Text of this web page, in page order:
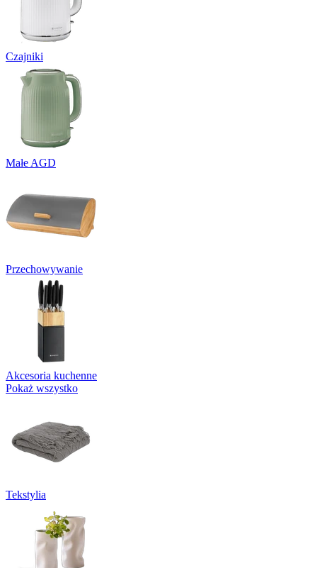
Czajniki
Małe AGD
Przechowywanie
Akcesoria kuchenne
Pokaż wszystko
Tekstylia